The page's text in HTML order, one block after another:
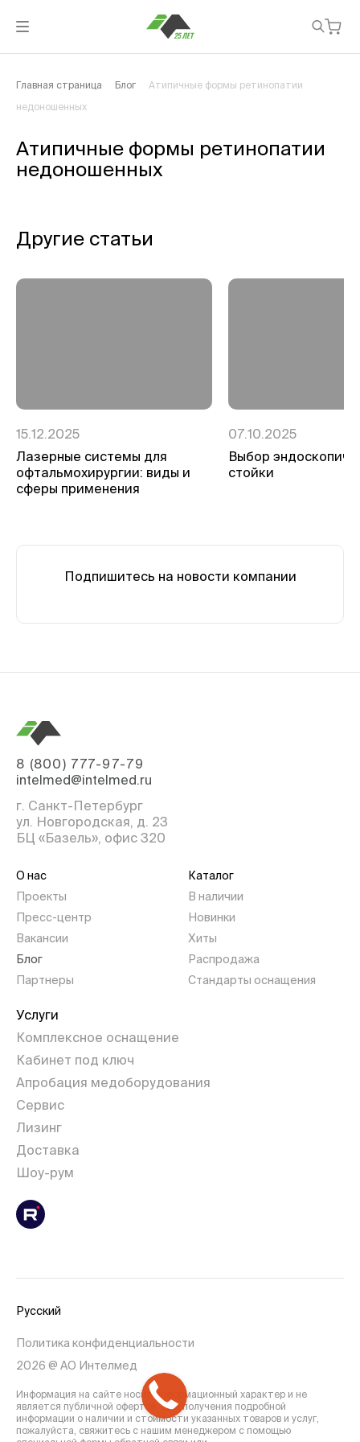
Главная страница Блог Атипичные формы ретинопатии
недоношенных
Атипичные формы ретинопатии
недоношенных
Другие статьи
15.12.2025
Лазерные системы для
офтальмохирургии: виды и
сферы применения
07.10.2025
Выбор
стойки
Подпишитесь на новости компании
8 (800) 777-97-79
intelmed@intelmed.ru
г. Санкт-Петербург
ул. Новгородская, д. 23
БЦ «Базель», офис 320
О нас
Проекты
Пресс-центр
Вакансии
Блог
Партнеры
Каталог
В наличии
Новинки
Хиты
Распродажа
Стандарты оснащения
Услуги
Комплексное оснащение
Кабинет под ключ
Апробация медоборудования
Сервис
Лизинг
Доставка
Шоу-рум
Русский
Политика конфиденциальности
2026 @ АО Интелмед
Информация на сайте носит информационный характер и не
является публичной офертой. Для получения подробной
информации о наличии и стоимости указанных товаров и услуг,
пожалуйста, свяжитесь с нашим менеджером с помощью